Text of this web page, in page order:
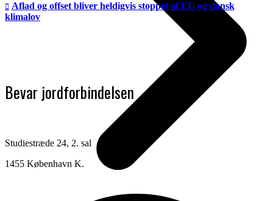
Aflad og offset bliver heldigvis stoppet af EU og dansk
klimalov
Bevar jordforbindelsen
Studiestræde 24, 2. sal
1455 København K.